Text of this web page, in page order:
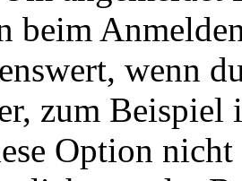
beim
wenn
zum Beispiel
Option